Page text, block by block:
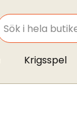
Krigsspel